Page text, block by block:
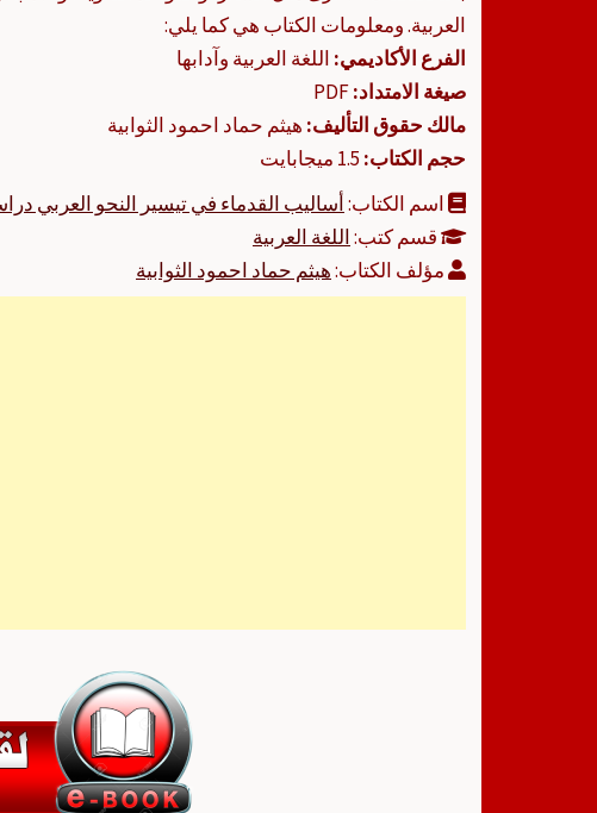
العربية. ومعلومات الكتاب هي كما يلي:
الفرع الأكاديمي: اللغة العربية وآدابها
صيغة الامتداد:
مالك حقوق التأليف: هيثم حماد احمود الثوابية
حجم الكتاب:
اسم الكتاب:أساليب القدماء في تيسير النحو العربي
قسم كتب:اللغة العربية
مؤلف الكتاب:هيثم حماد احمود الثوابية